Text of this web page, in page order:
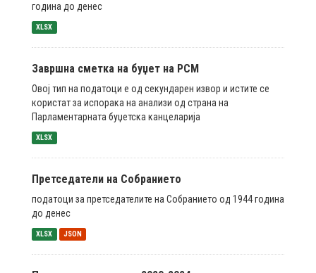
година до денес
XLSX
Завршна сметка на буџет на РСМ
Овој тип на податоци е од секундарен извор и истите се
користат за испорака на анализи од страна на
Парламентарната буџетска канцеларија
XLSX
Претседатели на Собранието
податоци за претседателите на Собранието од 1944 година
до денес
XLSX JSON